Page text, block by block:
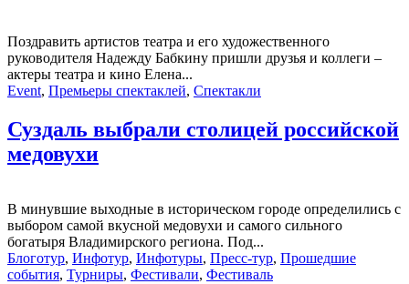
Поздравить артистов театра и его художественного
руководителя Надежду Бабкину пришли друзья и коллеги –
актеры театра и кино Елена...
Event, Премьеры спектаклей, Спектакли
Суздаль выбрали столицей российской
медовухи
В минувшие выходные в историческом городе определились с
выбором самой вкусной медовухи и самого сильного
богатыря Владимирского региона. Под...
Блоготур, Инфотур, Инфотуры, Пресс-тур, Прошедшие
события, Турниры, Фестивали, Фестиваль